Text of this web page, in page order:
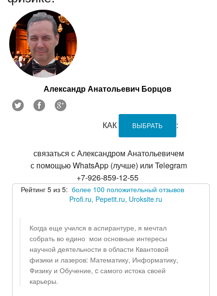
Александр Анатольевич Борцов
КАК ВЫБРАТЬ :
связаться с Александром Анатольевичем
с помощью WhatsApp (лучше) или Telegram
+7-926-859-12-55
Рейтинг 5 из 5: более 100 положительный отзывов
Profi.ru, Pepetit.ru, Uroksite.ru
Когда еще учился в аспирантуре, я мечтал
собрать во едино мои основные интересы
научной деятельности в области Квантовой
физики и лазеров: Математику, Информатику,
Физику и Обучение, c самого истока своей
карьеры.